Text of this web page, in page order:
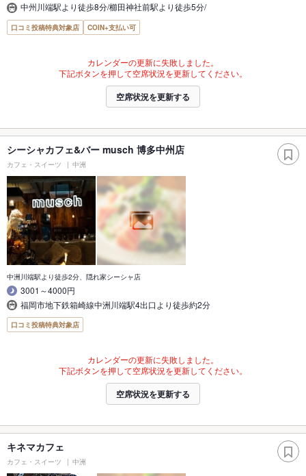
中州川端駅より徒歩8分/櫛田神社前駅より徒歩5分/
口コミ投稿特典対象店 COIN+支払い可
カレンダーの更新に失敗しました。
下記ボタンを押して空席状況を更新してください。
空席状況を更新する
シーシャカフェ&バー musch 博多中州店
カフェ・スイーツ 中洲
中洲川端駅より徒歩2分、隠れ家シーシャ店
3001～4000円
福岡市地下鉄箱崎線中洲川端駅4出口より徒歩約2分
口コミ投稿特典対象店
カレンダーの更新に失敗しました。
下記ボタンを押して空席状況を更新してください。
空席状況を更新する
キネマカフェ
カフェ・スイーツ 中洲